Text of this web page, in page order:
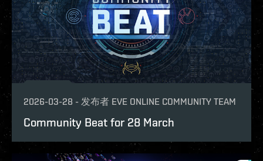
2026-03-28 - 发布者 EVE ONLINE COMMUNITY TEAM
Community Beat for 28 March